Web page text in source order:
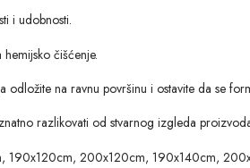
i udobnosti.
čišćenje.
na ravnu površinu i ostavite da se
razlikovati od stvarnog izgleda
200x120cm, 190x140cm,